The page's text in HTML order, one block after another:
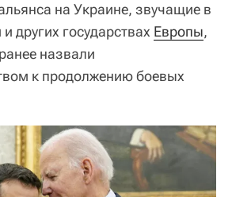
на Украине, звучащие в
других государствах Европы,
назвали
к продолжению боевых